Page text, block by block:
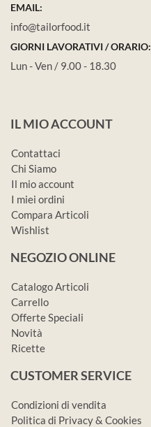
EMAIL:
info@tailorfood.it
GIORNI LAVORATIVI / ORARIO:
Lun - Ven / 9.00 - 18.30
IL MIO ACCOUNT
Contattaci
Chi Siamo
Il mio account
I miei ordini
Compara Articoli
Wishlist
NEGOZIO ONLINE
Catalogo Articoli
Carrello
Offerte Speciali
Novità
Ricette
CUSTOMER SERVICE
Condizioni di vendita
Politica di Privacy & Cookies